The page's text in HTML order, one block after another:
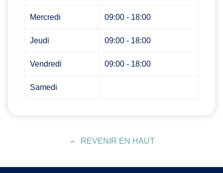
Mercredi 09:00 - 18:00
Jeudi 09:00 - 18:00
Vendredi 09:00 - 18:00
Samedi
REVENIR EN HAUT